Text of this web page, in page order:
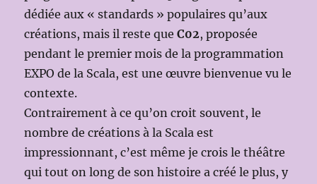
dédiée aux « standards » populaires qu’aux
créations, mais il reste queC02, proposée
pendant le premier mois de la programmation
EXPO de la Scala, est une œuvre bienvenue vu le
contexte.
Contrairement à ce qu’on croit souvent, le
nombre de créations à la Scala est
impressionnant, c’est même je crois le théâtre
qui tout on long de son histoire a créé le plus, y